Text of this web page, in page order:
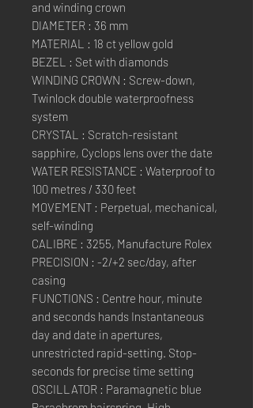
and winding crown
DIAMETER : 36 mm
MATERIAL : 18 ct yellow gold
BEZEL : Set with diamonds
WINDING CROWN : Screw-down,
Twinlock double waterproofness
system
CRYSTAL : Scratch-resistant
sapphire, Cyclops lens over the date
WATER RESISTANCE : Waterproof to
100 metres / 330 feet
MOVEMENT : Perpetual, mechanical,
self-winding
CALIBRE : 3255, Manufacture Rolex
PRECISION : -2/+2 sec/day, after
casing
FUNCTIONS : Centre hour, minute
and seconds hands Instantaneous
day and date in apertures,
unrestricted rapid-setting. Stop-
seconds for precise time setting
OSCILLATOR : Paramagnetic blue